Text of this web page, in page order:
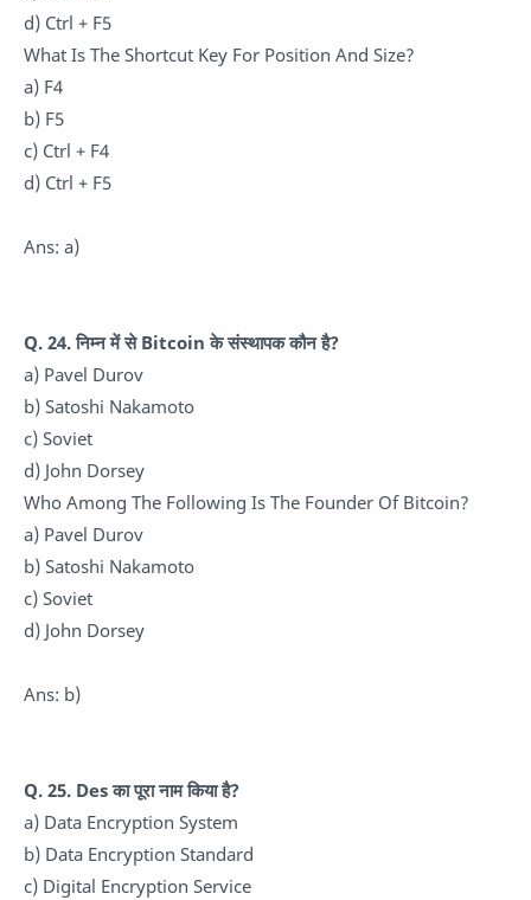
d) Ctrl + F5
What Is The Shortcut Key For Position And Size?
a) F4
b) F5
c) Ctrl + F4
d) Ctrl + F5
Ans: a)
Q. 24. निम्न में से Bitcoin के संस्थापक कौन है?
a) Pavel Durov
b) Satoshi Nakamoto
c) Soviet
d) John Dorsey
Who Among The Following Is The Founder Of Bitcoin?
a) Pavel Durov
b) Satoshi Nakamoto
c) Soviet
d) John Dorsey
Ans: b)
Q. 25. Des का पूरा नाम किया है?
a) Data Encryption System
b) Data Encryption Standard
c) Digital Encryption Service